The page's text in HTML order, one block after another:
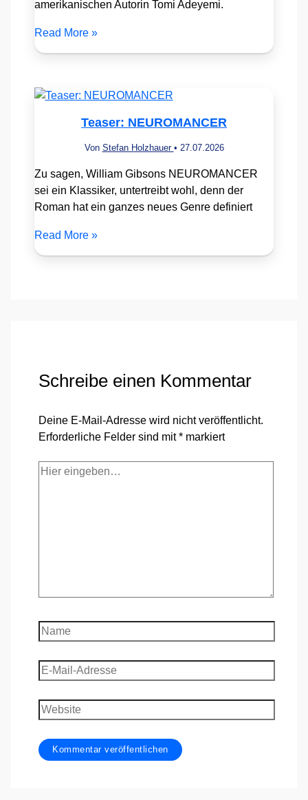
amerikanischen Autorin Tomi Adeyemi.
Read More »
Teaser: NEUROMANCER
Von Stefan Holzhauer • 27.07.2026
Zu sagen, William Gibsons NEUROMANCER
sei ein Klassiker, untertreibt wohl, denn der
Roman hat ein ganzes neues Genre definiert
Read More »
Schreibe einen Kommentar
Deine E-Mail-Adresse wird nicht veröffentlicht.
Erforderliche Felder sind mit* markiert
Hier
Name
E-
Mail-
Adresse
Website